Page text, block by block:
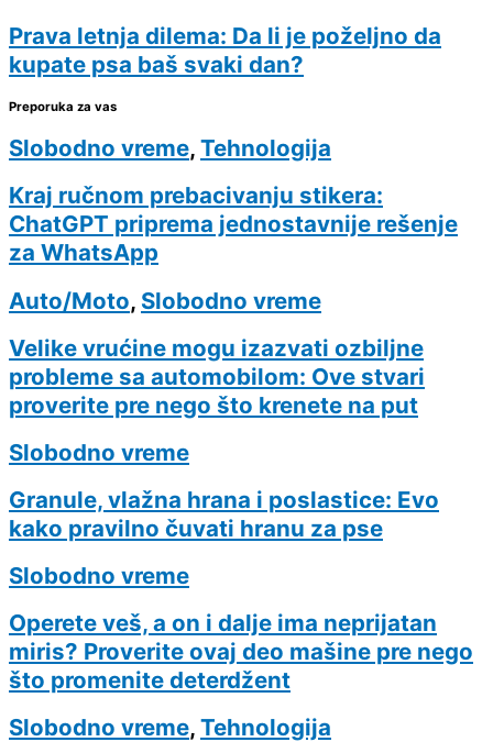
Prava letnja dilema: Da li je poželjno da
kupate psa baš svaki dan?
Preporuka za vas
Slobodno vreme, Tehnologija
Kraj ručnom prebacivanju stikera:
ChatGPT priprema jednostavnije rešenje
za WhatsApp
Auto/Moto, Slobodno vreme
Velike vrućine mogu izazvati ozbiljne
probleme sa automobilom: Ove stvari
proverite pre nego što krenete na put
Slobodno vreme
Granule, vlažna hrana i poslastice: Evo
kako pravilno čuvati hranu za pse
Slobodno vreme
Operete veš, a on i dalje ima neprijatan
miris? Proverite ovaj deo mašine pre nego
što promenite deterdžent
Slobodno vreme, Tehnologija